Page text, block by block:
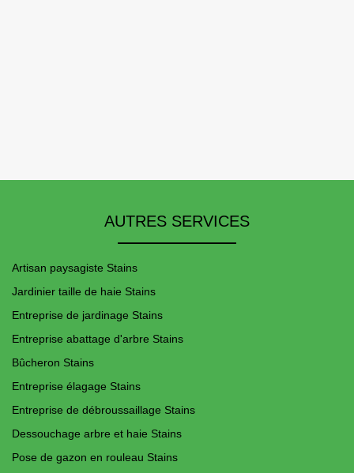
AUTRES SERVICES
Artisan paysagiste Stains
Jardinier taille de haie Stains
Entreprise de jardinage Stains
Entreprise abattage d'arbre Stains
Bûcheron Stains
Entreprise élagage Stains
Entreprise de débroussaillage Stains
Dessouchage arbre et haie Stains
Pose de gazon en rouleau Stains